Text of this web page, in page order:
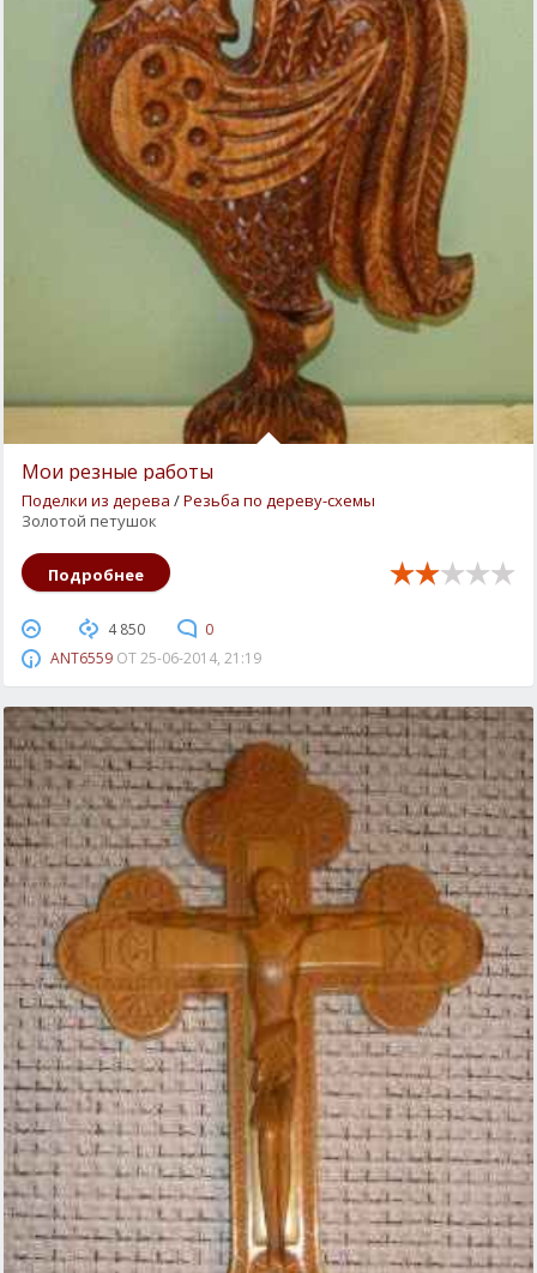
Мои резные работы
Поделки из дерева /Резьба по дереву-схемы
Золотой петушок
Подробнее
4 850
0
ANT6559ОТ25-06-2014, 21:19